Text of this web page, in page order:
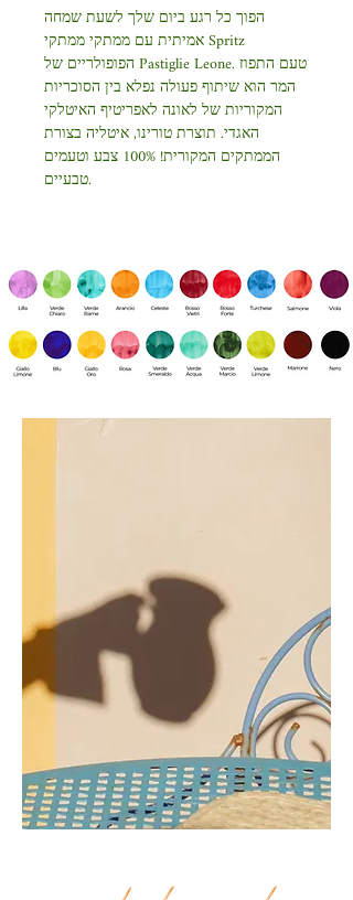
הפוך כל רגע ביום שלך לשעת שמחה
אמיתית עם ממתקי ממתקי Spritz
הפופולריים של Pastiglie Leone. טעם התפוז
המר הוא שיתוף פעולה נפלא בין הסוכריות
המקוריות של לאונה לאפריטיף האיטלקי
האגדי. תוצרת טורינו, איטליה בצורת
הממתקים המקורית! 100% צבע וטעמים
טבעיים.